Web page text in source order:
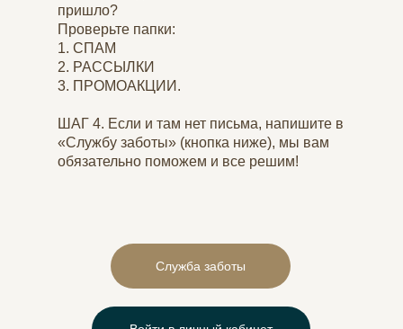
Служба заботы
пришло?
Проверьте папки:
1. СПАМ
2. РАССЫЛКИ
3. ПРОМОАКЦИИ.
ШАГ 4. Если и там нет письма, напишите в
«Службу заботы» (кнопка ниже), мы вам
обязательно поможем и все решим!